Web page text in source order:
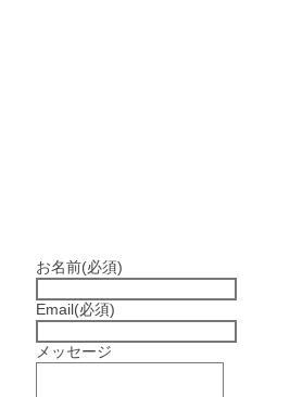
お名前(必須)
Email(必須)
メッセージ